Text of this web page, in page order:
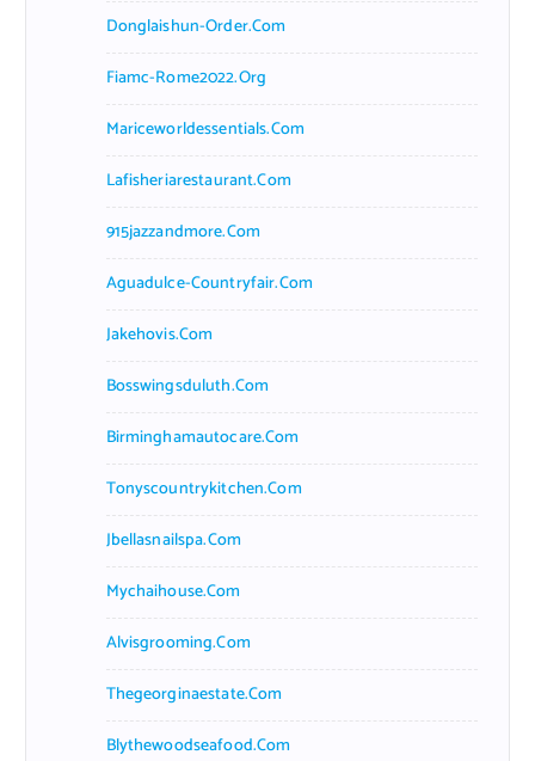
Donglaishun-Order.com
Fiamc-Rome2022.org
Mariceworldessentials.com
Lafisheriarestaurant.com
915jazzandmore.com
Aguadulce-Countryfair.com
Jakehovis.com
Bosswingsduluth.com
Birminghamautocare.com
Tonyscountrykitchen.com
Jbellasnailspa.com
Mychaihouse.com
Alvisgrooming.com
Thegeorginaestate.com
Blythewoodseafood.com